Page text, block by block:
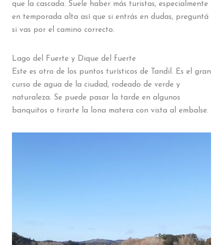
que la cascada. Suele haber más turistas, especialmente
en temporada alta así que si entrás en dudas, preguntá
si vas por el camino correcto.
Lago del Fuerte y Dique del fuerte
Este es otro de los puntos turísticos de Tandil. Es el gran
curso de agua de la ciudad, rodeado de verde y
naturaleza. Se puede pasar la tarde en algunos
banquitos o tirarte la lona matera con vista al embalse.